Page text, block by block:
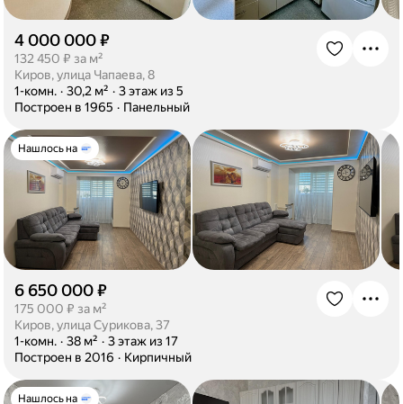
4 000 000 ₽
132 450 ₽ за м²
Киров, улица Чапаева, 8
1-комн. · 30,2 м² · 3 этаж из 5
Построен в 1965 · Панельный
Нашлось на
6 650 000 ₽
175 000 ₽ за м²
Киров, улица Сурикова, 37
1-комн. · 38 м² · 3 этаж из 17
Построен в 2016 · Кирпичный
Нашлось на